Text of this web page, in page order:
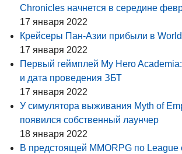
Chronicles начнется в середине
17 января 2022
Крейсеры Пан-Азии прибыли в
17 января 2022
Первый геймплей My Hero
и дата проведения ЗБТ
17 января 2022
У симулятора выживания Myth of
появился собственный лаунчер
18 января 2022
В предстоящей MMORPG по League